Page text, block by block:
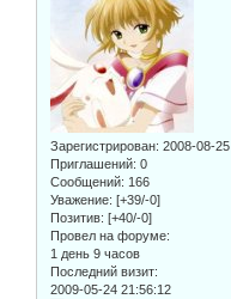
Зарегистрирован: 2008-08-25
Приглашений: 0
Сообщений: 166
Уважение: [+39/-0]
Позитив: [+40/-0]
Провел на форуме:
1 день 9 часов
Последний визит:
2009-05-24 21:56:12